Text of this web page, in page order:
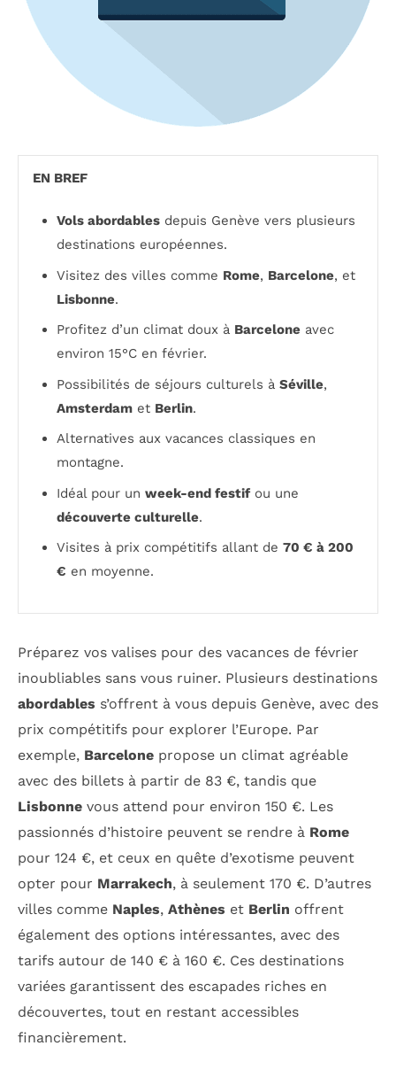
EN BREF
Vols abordables depuis Genève vers plusieurs
destinations européennes.
Visitez des villes comme Rome, Barcelone, et
Lisbonne.
Profitez d’un climat doux à Barcelone avec
environ 15°C en février.
Possibilités de séjours culturels à Séville,
Amsterdam et Berlin.
Alternatives aux vacances classiques en
montagne.
Idéal pour un week-end festif ou une
découverte culturelle.
Visites à prix compétitifs allant de 70 € à 200
€ en moyenne.
Préparez vos valises pour des vacances de février
inoubliables sans vous ruiner. Plusieurs destinations
abordables s’offrent à vous depuis Genève, avec des
prix compétitifs pour explorer l’Europe. Par
exemple, Barcelone propose un climat agréable
avec des billets à partir de 83 €, tandis que
Lisbonne vous attend pour environ 150 €. Les
passionnés d’histoire peuvent se rendre à Rome
pour 124 €, et ceux en quête d’exotisme peuvent
opter pour Marrakech, à seulement 170 €. D’autres
villes comme Naples, Athènes et Berlin offrent
également des options intéressantes, avec des
tarifs autour de 140 € à 160 €. Ces destinations
variées garantissent des escapades riches en
découvertes, tout en restant accessibles
financièrement.